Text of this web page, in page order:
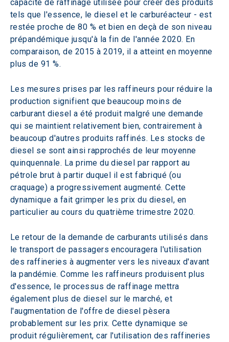
capacité de raffinage utilisée pour créer des produits
tels que l'essence, le diesel et le carburéacteur - est
restée proche de 80 % et bien en deçà de son niveau
prépandémique jusqu'à la fin de l'année 2020. En
comparaison, de 2015 à 2019, il a atteint en moyenne
plus de 91 %.
Les mesures prises par les raffineurs pour réduire la
production signifient que beaucoup moins de
carburant diesel a été produit malgré une demande
qui se maintient relativement bien, contrairement à
beaucoup d'autres produits raffinés. Les stocks de
diesel se sont ainsi rapprochés de leur moyenne
quinquennale. La prime du diesel par rapport au
pétrole brut à partir duquel il est fabriqué (ou
craquage) a progressivement augmenté. Cette
dynamique a fait grimper les prix du diesel, en
particulier au cours du quatrième trimestre 2020.
Le retour de la demande de carburants utilisés dans
le transport de passagers encouragera l'utilisation
des raffineries à augmenter vers les niveaux d'avant
la pandémie. Comme les raffineurs produisent plus
d'essence, le processus de raffinage mettra
également plus de diesel sur le marché, et
l'augmentation de l'offre de diesel pèsera
probablement sur les prix. Cette dynamique se
produit régulièrement, car l'utilisation des raffineries